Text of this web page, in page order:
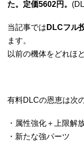
た。定価5602円。
当記事では DLCフル
ます。
以前の機体をどれほ
有料DLCの恩恵は次
・属性強化＋上限解
・新たな強パーツ